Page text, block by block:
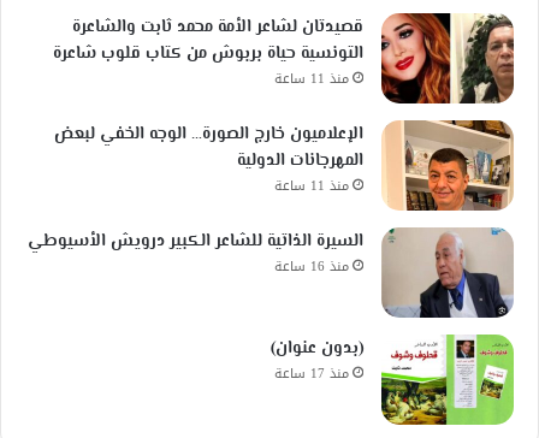
قصيدتان لشاعر الأمة محمد ثابت والشاعرة
التونسية حياة بربوش من كتاب قلوب شاعرة
منذ 11 ساعة
الإعلاميون خارج الصورة… الوجه الخفي لبعض
المهرجانات الدولية
منذ 11 ساعة
السيرة الذاتية للشاعر الكبير درويش الأسيوطي
منذ 16 ساعة
(بدون عنوان)
منذ 17 ساعة